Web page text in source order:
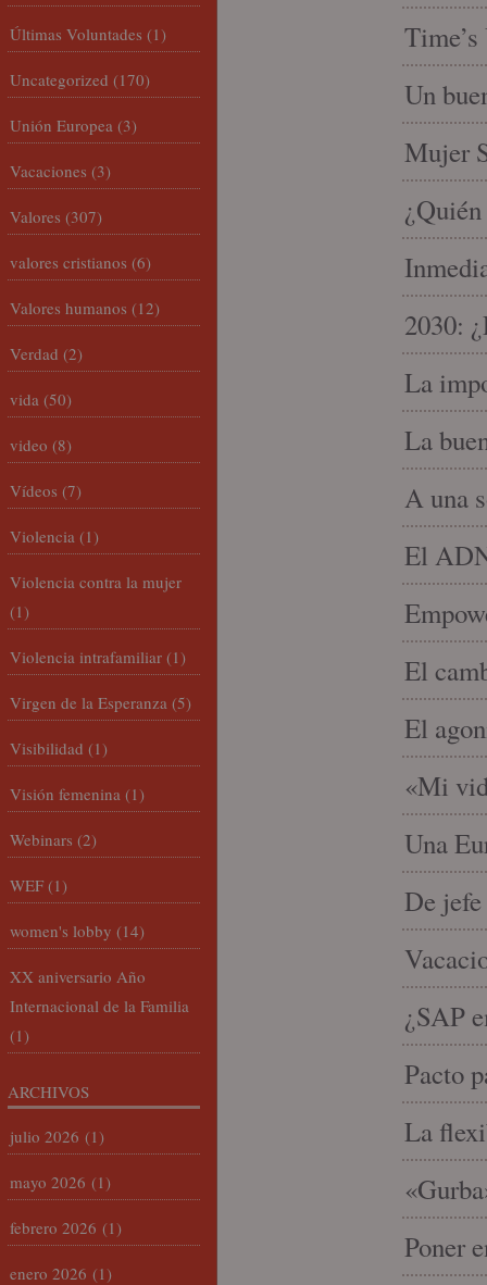
Un
Mujer
2030:
La
La
A una
El
El
El
«Mi
Una
De
¿SAP
Pacto
La
Poner
Últimas Voluntades (1)
Uncategorized (170)
Unión Europea (3)
Vacaciones (3)
Valores (307)
valores cristianos (6)
Valores humanos (12)
Verdad (2)
vida (50)
video (8)
Vídeos (7)
Violencia (1)
Violencia contra la mujer
(1)
Violencia intrafamiliar (1)
Virgen de la Esperanza (5)
Visibilidad (1)
Visión femenina (1)
Webinars (2)
WEF (1)
women's lobby (14)
XX aniversario Año
Internacional de la Familia
(1)
ARCHIVOS
julio 2026 (1)
mayo 2026 (1)
febrero 2026 (1)
enero 2026 (1)